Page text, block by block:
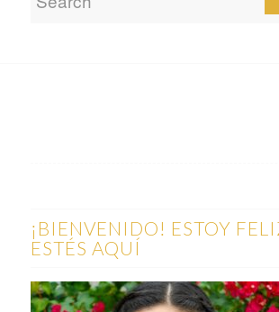
¡BIENVENIDO! ESTOY
ESTÉS AQUÍ